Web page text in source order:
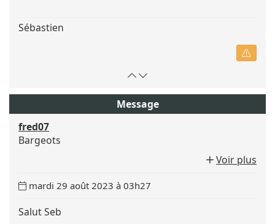
Sébastien
Retour
haut
de
Atteindre
bas
de
Message
fred07
Bargeots
Voir plus
Date
message
mardi 29 août 2023 à 03h27
Salut Seb